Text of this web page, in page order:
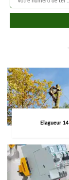
Elagueur 14